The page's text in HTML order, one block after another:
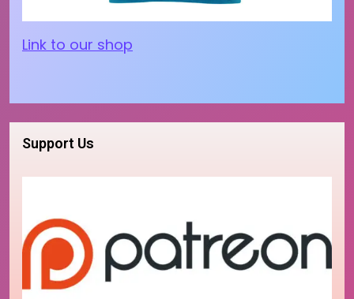
Link to our shop
Support Us